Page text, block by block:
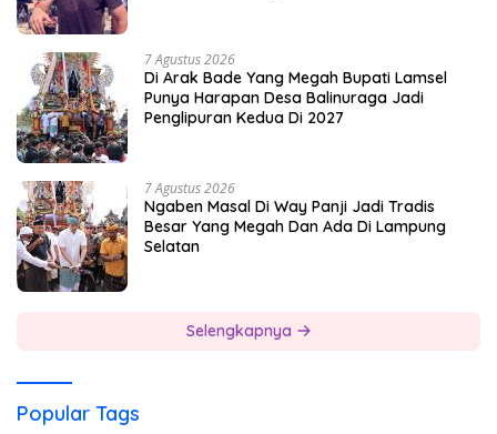
7 Agustus 2026
Di Arak Bade Yang Megah Bupati Lamsel
Punya Harapan Desa Balinuraga Jadi
Penglipuran Kedua Di 2027
7 Agustus 2026
Ngaben Masal Di Way Panji Jadi Tradis
Besar Yang Megah Dan Ada Di Lampung
Selatan
Selengkapnya
Popular Tags